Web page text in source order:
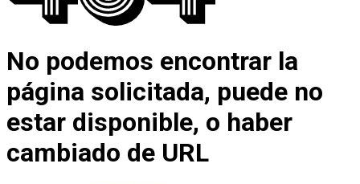
No podemos encontrar la
página solicitada, puede no
estar disponible, o haber
cambiado de URL